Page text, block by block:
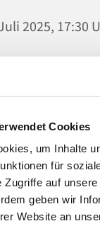
Cookies
um Inhalte
für
Zugriffe auf
geben wir
Website an
2025, 17:30